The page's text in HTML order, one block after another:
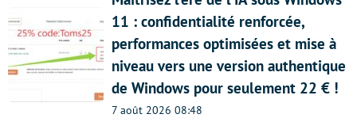
11 : confidentialité renforcée,
performances optimisées et mise à
niveau vers une version authentique
de Windows pour seulement 22 € !
7 août 2026 08:48